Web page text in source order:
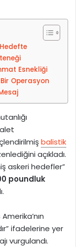
Esnekliği
Operasyon
balistik
açıkladı.
askeri hedefler”
poundluk
ifadelerine yer
vurgulandı.